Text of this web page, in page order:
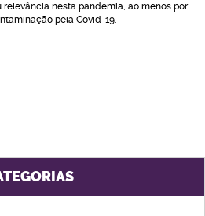
nesta pandemia, ao menos por
pela Covid-19.